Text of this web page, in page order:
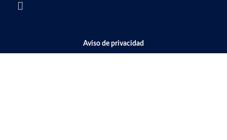
BOTTOM FOOTER MENU
Aviso de privacidad